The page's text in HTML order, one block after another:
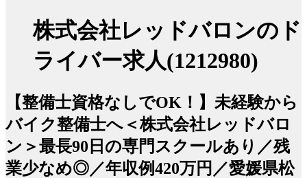
株式会社レッドバロンのド
ライバー求人(1212980)
【整備士資格なしでOK！】未経験から
バイク整備士へ＜株式会社レッドバロ
ン＞最長90日の専門スクールあり／残
業少なめ◎／年収例420万円／愛媛県松